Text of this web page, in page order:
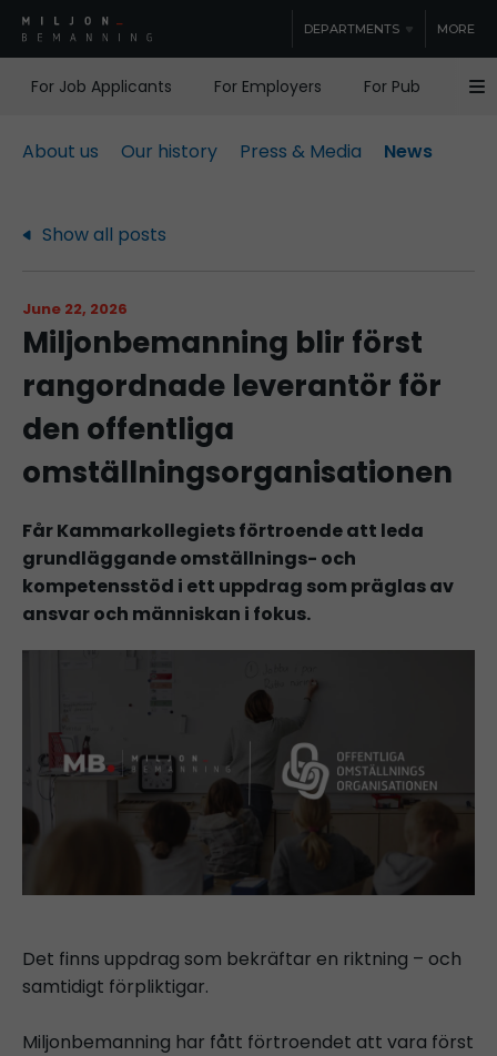
DEPARTMENTS MORE
For Job Applicants For Employers For Public Sector
About us Our history Press & Media News
Show all posts
June 22, 2026
Miljonbemanning blir först
rangordnade leverantör för
den offentliga
omställningsorganisationen
Får Kammarkollegiets förtroende att leda
grundläggande omställnings- och
kompetensstöd i ett uppdrag som präglas av
ansvar och människan i fokus.
Det finns uppdrag som bekräftar en riktning – och
samtidigt förpliktigar.
Miljonbemanning har fått förtroendet att vara först